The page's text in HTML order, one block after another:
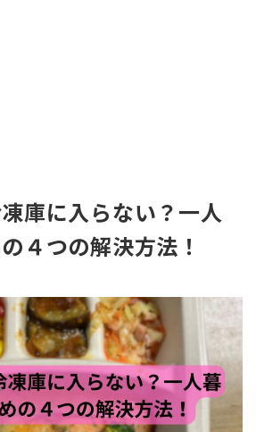
庫に入らない？一人
４つの解決方法！